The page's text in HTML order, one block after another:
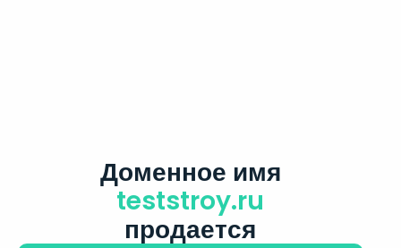
Доменное имя
teststroy.ru
продается